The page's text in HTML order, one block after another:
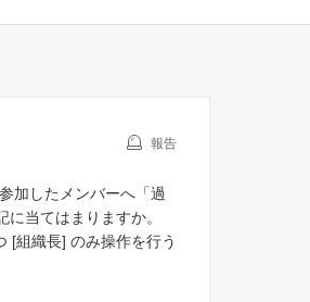
報告
加したメンバーへ「過
当てはまりますか。
[組織長] のみ操作を行う